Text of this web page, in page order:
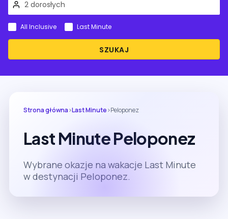
SZUKAJ
All Inclusive Last Minute
Strona główna›Last Minute›Peloponez
Last Minute Peloponez
Wybrane okazje na wakacje Last Minute
w destynacji Peloponez.